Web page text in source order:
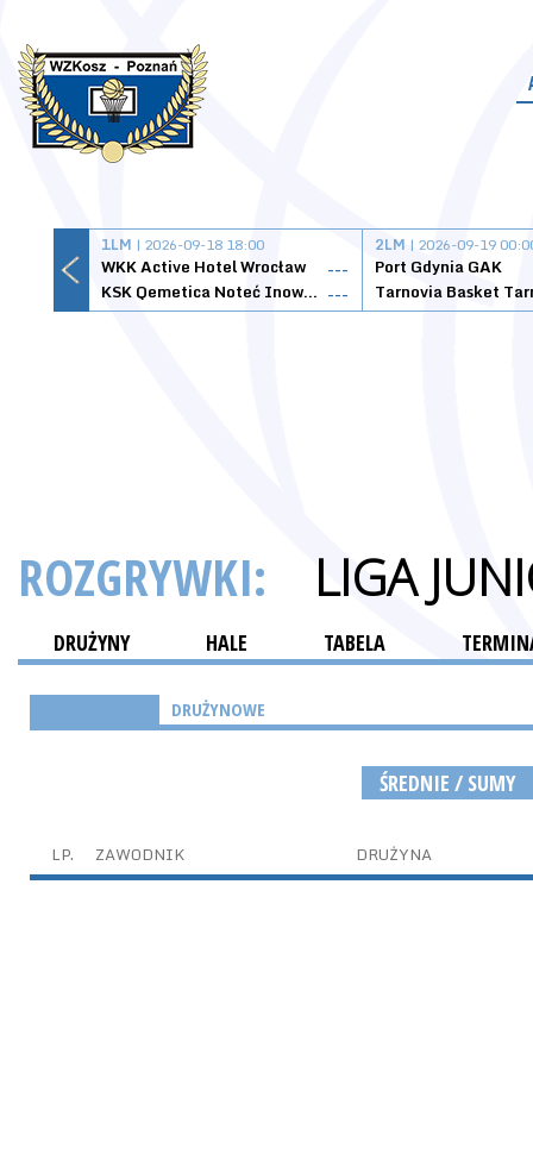
1LM | 2026-09-18 18:00
WKK Active Hotel Wrocław
---
KSK Qemetica Noteć Inowrocław ---
2LM | 2026-09-19
Port Gdynia GAK
ROZGRYWKI: LIGA
DRUŻYNY HALE TABELA
DRUŻYNOWE
ŚREDNIE / SUMY
LP. ZAWODNIK DRUŻYNA